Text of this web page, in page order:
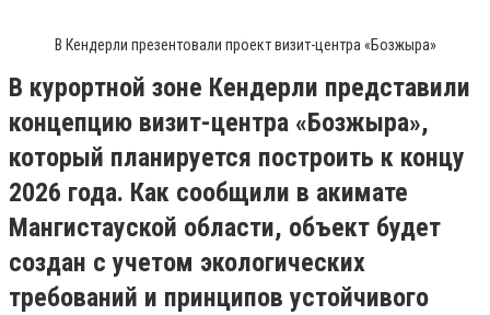
В Кендерли презентовали проект визит-центра «Бозжыра»
В курортной зоне Кендерли представили
концепцию визит-центра «Бозжыра»,
который планируется построить к концу
2026 года. Как сообщили в акимате
Мангистауской области, объект будет
создан с учетом экологических
требований и принципов устойчивого